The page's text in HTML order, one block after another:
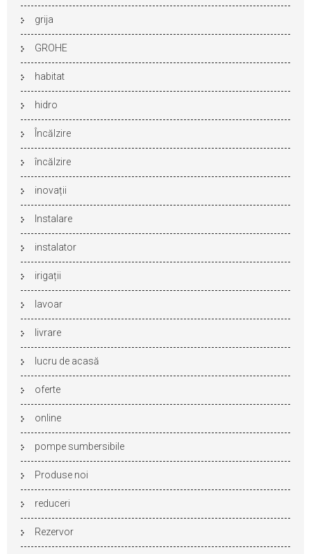
grija
GROHE
habitat
hidro
Încălzire
încălzire
inovații
Instalare
instalator
irigații
lavoar
livrare
lucru de acasă
oferte
online
pompe sumbersibile
Produse noi
reduceri
Rezervor